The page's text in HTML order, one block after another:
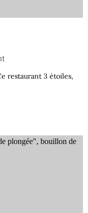
restaurant 3 étoiles,